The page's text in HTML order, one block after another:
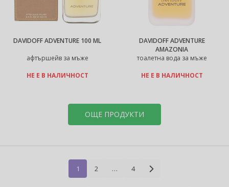
DAVIDOFF ADVENTURE 100 ML
афтършейв за мъже
НЕ Е В НАЛИЧНОСТ
DAVIDOFF ADVENTURE
AMAZONIA
тоалетна вода за мъже
НЕ Е В НАЛИЧНОСТ
ОЩЕ ПРОДУКТИ
1 2 … 4